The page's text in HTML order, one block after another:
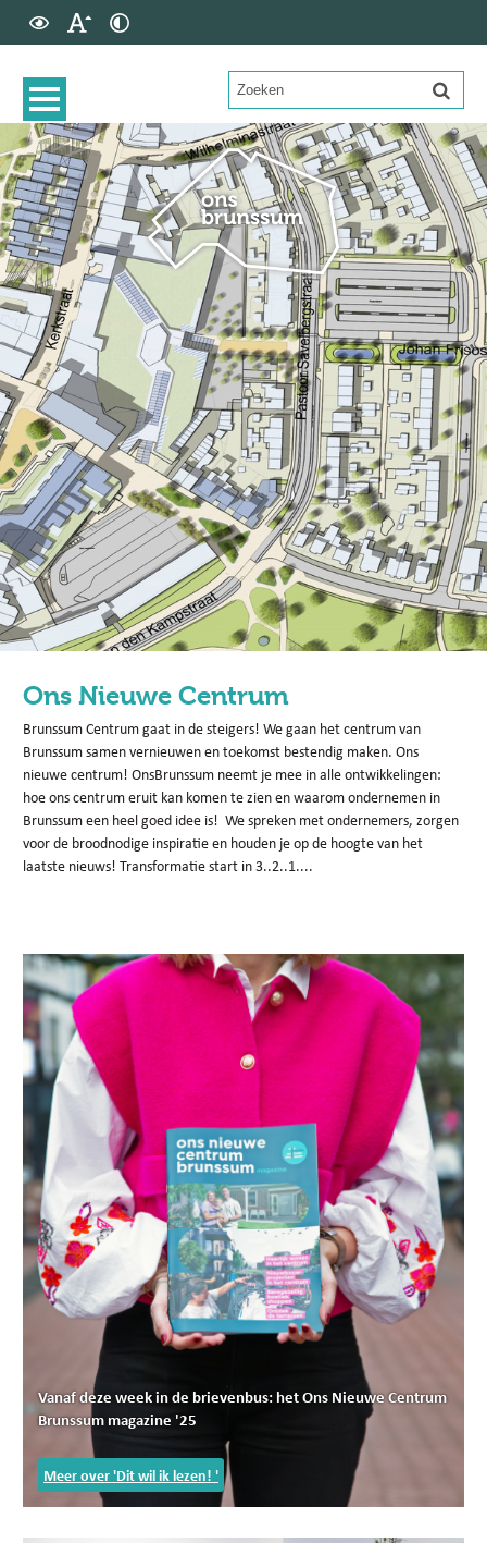
Ons Nieuwe Centrum
Brunssum Centrum gaat in de steigers! We gaan het centrum van
Brunssum samen vernieuwen en toekomst bestendig maken. Ons
nieuwe centrum! OnsBrunssum neemt je mee in alle ontwikkelingen:
hoe ons centrum eruit kan komen te zien en waarom ondernemen in
Brunssum een heel goed idee is! We spreken met ondernemers, zorgen
voor de broodnodige inspiratie en houden je op de hoogte van het
laatste nieuws! Transformatie start in 3..2..1....
Vanaf deze week in de brievenbus: het Ons Nieuwe Centrum
Brunssum magazine '25
Meer over 'Dit wil ik lezen! '